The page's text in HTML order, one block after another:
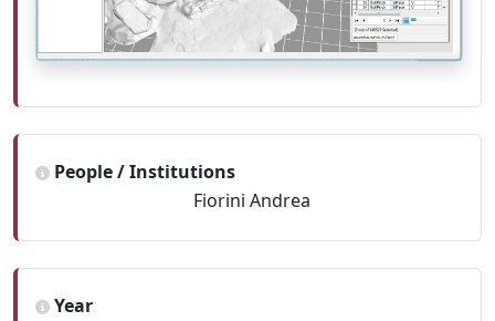
People / Institutions
Fiorini Andrea
Year